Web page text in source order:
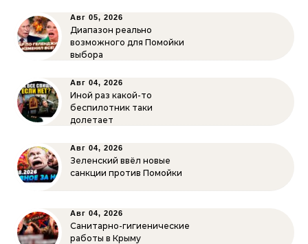
Авг 05, 2026
Диапазон реально
возможного для Помойки
выбора
Авг 04, 2026
Иной раз какой-то
беспилотник таки
долетает
Авг 04, 2026
Зеленский ввёл новые
санкции против Помойки
Авг 04, 2026
Санитарно-гигиенические
работы в Крыму